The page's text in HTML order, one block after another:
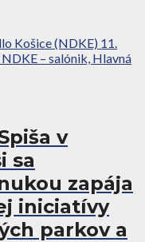
(NDKE) 11.
– salónik, Hlavná
v
sa
zapája
iniciatívy
parkov a